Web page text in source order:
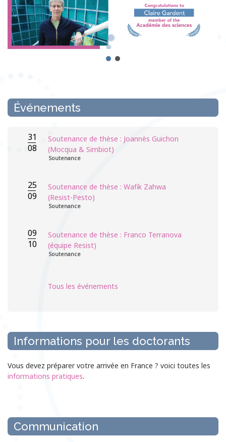
Événements
31
08
Soutenance de thèse : Joannès Guichon
(Mocqua & Simbiot)
Soutenance
25
09
Soutenance de thèse : Wafik Zahwa
(Resist-Pesto)
Soutenance
09
10
Soutenance de thèse : Franco Terranova
(équipe Resist)
Soutenance
Tous les événements
Informations pour les doctorants
Vous devez préparer votre arrivée en France ? voici toutes les
informations pratiques.
Communication